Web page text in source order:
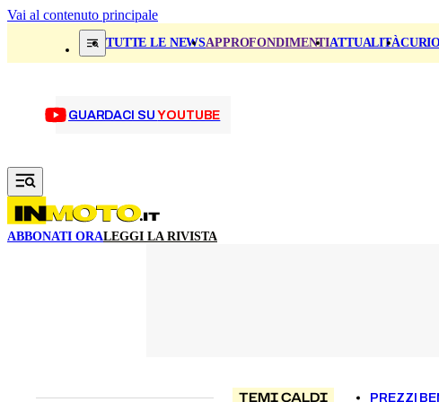
Vai al contenuto principale
TUTTE LE NEWSAPPROFONDIMENTIATTUALITÀ
GUARDACI SUYOUTUBE
ABBONATI ORALEGGI LA RIVISTA
TEMI CALDI PREZZI